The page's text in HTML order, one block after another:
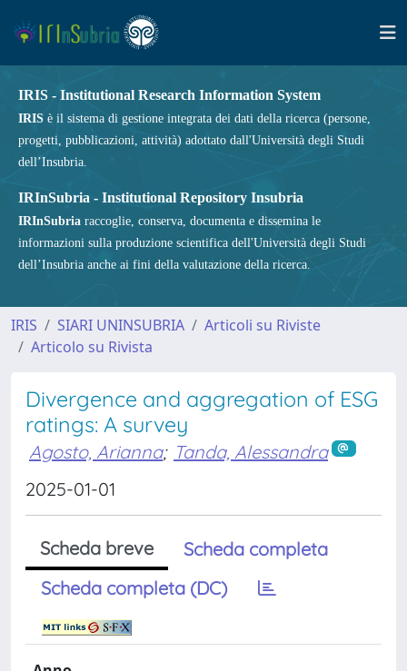
IRIS - Institutional Research Information System
IRIS è il sistema di gestione integrata dei dati della ricerca (persone,
progetti, pubblicazioni, attività) adottato dall'Università degli Studi
dell’Insubria.
IRInSubria - Institutional Repository Insubria
IRInSubria raccoglie, conserva, documenta e dissemina le
informazioni sulla produzione scientifica dell'Università degli Studi
dell’Insubria anche ai fini della valutazione della ricerca.
IRIS SIARI UNINSUBRIA
Articoli su Riviste
Articolo su Rivista
Divergence and aggregation of ESG
ratings: A survey
Agosto, Arianna; Tanda, Alessandra
2025-01-01
Scheda breve
Scheda completa
Scheda completa (DC)